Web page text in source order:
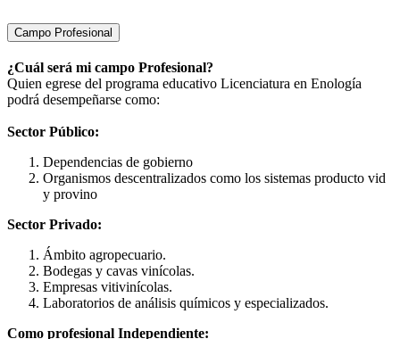
Campo Profesional
¿Cuál será mi campo Profesional?
Quien egrese del programa educativo Licenciatura en Enología
podrá desempeñarse como:
Sector Público:
Dependencias de gobierno
Organismos descentralizados como los sistemas producto vid
y provino
Sector Privado:
Ámbito agropecuario.
Bodegas y cavas vinícolas.
Empresas vitivinícolas.
Laboratorios de análisis químicos y especializados.
Como profesional Independiente: